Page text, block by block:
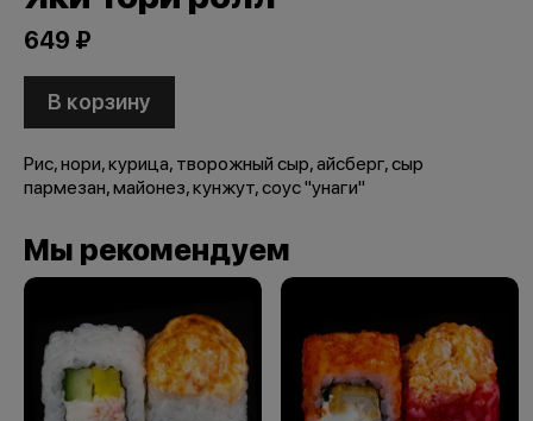
649 ₽
В корзину
Рис, нори, курица, творожный сыр, айсберг, сыр
пармезан, майонез, кунжут, соус "унаги"
Мы рекомендуем